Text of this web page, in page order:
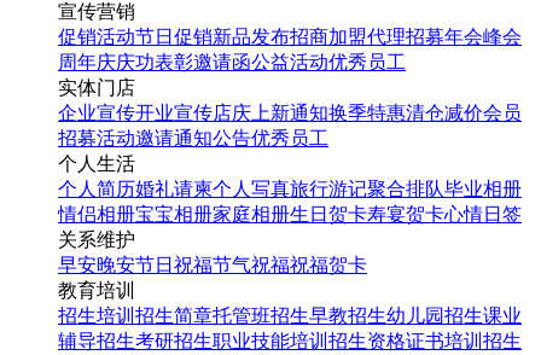
找相似
手机海报
婚纱摄影影楼店庆开业周
年庆促销海报
宣传营销
促销活动节日促销新品发布招商加盟代理招募年会峰会
周年庆庆功表彰邀请函公益活动优秀员工
实体门店
企业宣传开业宣传店庆 上新通知换季特惠清仓减价会员
招募活动邀请通知公告优秀员工
个人生活
个人简历婚礼请柬个人写真旅行游记聚合排队毕业相册
情侣相册宝宝相册家庭相册生日贺卡寿宴贺卡心情日签
关系维护
早安晚安节日祝福节气祝福祝福贺卡
教育培训
招生培训 招生简章托管班招生早教招生幼儿园招生课业
辅导招生考研招生职业技能培训招生资格证书培训招生